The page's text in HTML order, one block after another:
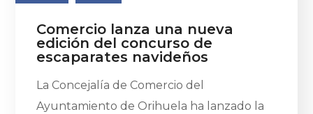
Comercio lanza una nueva
edición del concurso de
escaparates navideños
La Concejalía de Comercio del
Ayuntamiento de Orihuela ha lanzado la